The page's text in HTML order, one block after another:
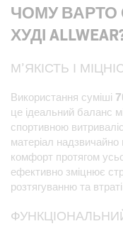
ЧОМУ ВАРТО
ХУДІ
М’ЯКІСТЬ І
Використання суміші
це ідеальний баланс
спортивною
матеріал
комфорт протягом
ефективно зміцнює
розтягуванню та